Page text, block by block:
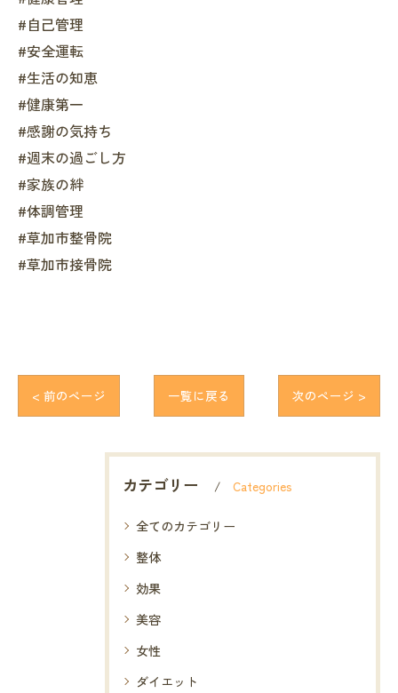
#自己管理
#安全運転
#生活の知恵
#健康第一
#感謝の気持ち
#週末の過ごし方
#家族の絆
#体調管理
#草加市整骨院
#草加市接骨院
< 前のページ 一覧に戻る 次のページ >
カテゴリー Categories
全てのカテゴリー
整体
効果
美容
女性
ダイエット